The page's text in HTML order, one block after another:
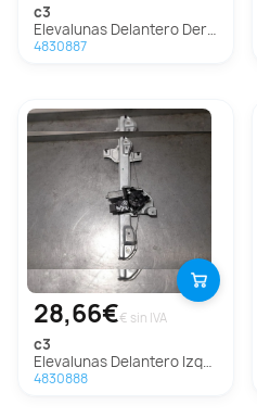
c3
Elevalunas Delantero Derecho Para Citroen C3
4830887
28,66€€ sin IVA
c3
Elevalunas Delantero Izquierdo para Citroën C3
4830888